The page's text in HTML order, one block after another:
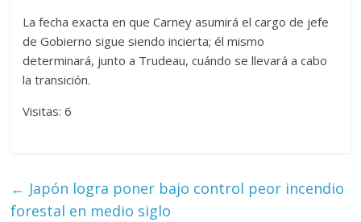
La fecha exacta en que Carney asumirá el cargo de jefe
de Gobierno sigue siendo incierta; él mismo
determinará, junto a Trudeau, cuándo se llevará a cabo
la transición.
Visitas: 6
← Japón logra poner bajo control peor incendio
forestal en medio siglo